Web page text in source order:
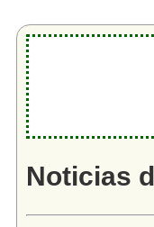
Noticias